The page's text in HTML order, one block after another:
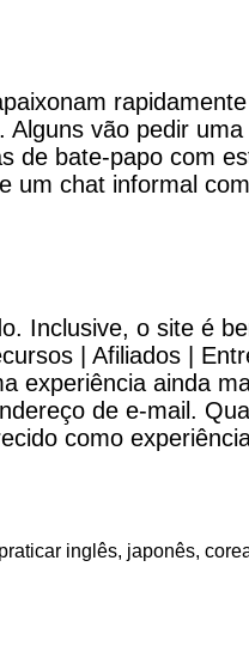
vão pedir
de bate-papo com
chat informal
Inclusive, o site é
| Afiliados |
experiência ainda
de e-mail.
como
inglês, japonês,